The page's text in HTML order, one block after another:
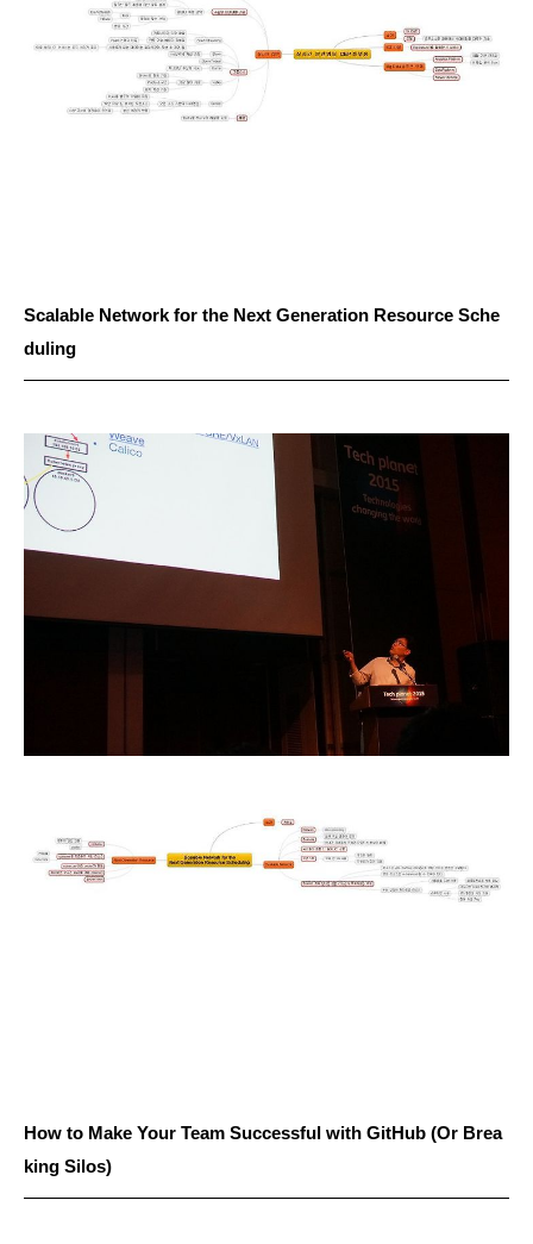
Scalable Network for the Next Generation Resource Sche
duling
How to Make Your Team Successful with GitHub (Or Brea
king Silos)